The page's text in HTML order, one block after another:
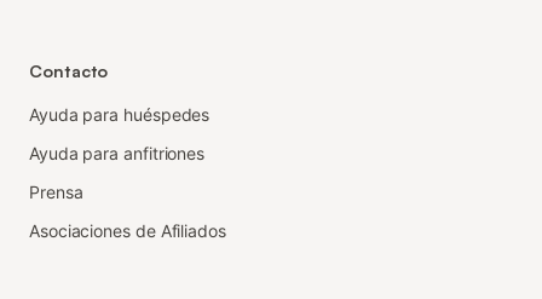
Contacto
Ayuda para huéspedes
Ayuda para anfitriones
Prensa
Asociaciones de Afiliados